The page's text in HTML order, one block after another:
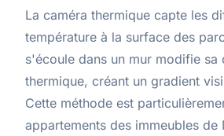
La caméra thermique capte les
température à la surface des
s'écoule dans un mur modifie sa
thermique, créant un gradient
Cette méthode est
appartements des immeubles de